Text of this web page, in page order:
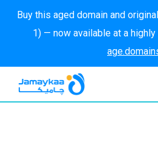
Buy this aged domain and
1) — now available at a